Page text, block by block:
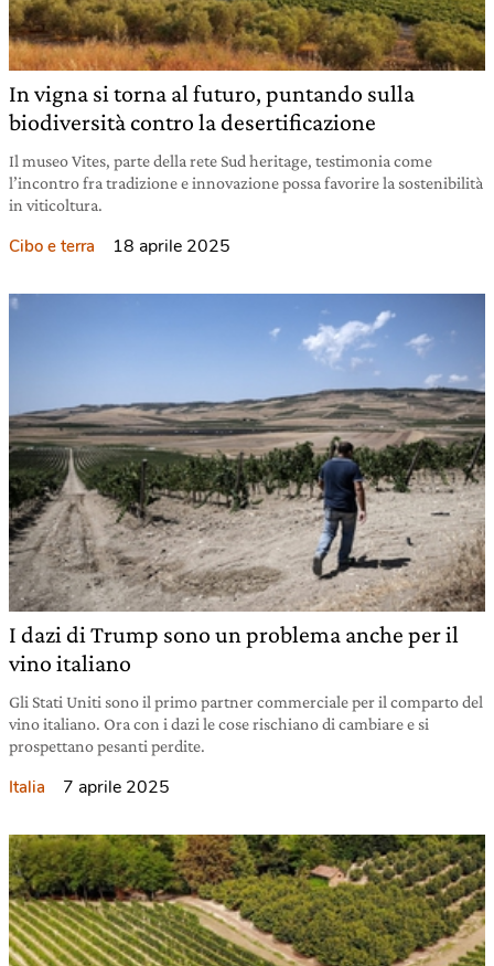
In vigna si torna al futuro, puntando sulla
biodiversità contro la desertificazione
Il museo Vites, parte della rete Sud heritage, testimonia come
l’incontro fra tradizione e innovazione possa favorire la sostenibilità
in viticoltura.
Cibo e terra 18 aprile 2025
I dazi di Trump sono un problema anche per il
vino italiano
Gli Stati Uniti sono il primo partner commerciale per il comparto del
vino italiano. Ora con i dazi le cose rischiano di cambiare e si
prospettano pesanti perdite.
Italia 7 aprile 2025